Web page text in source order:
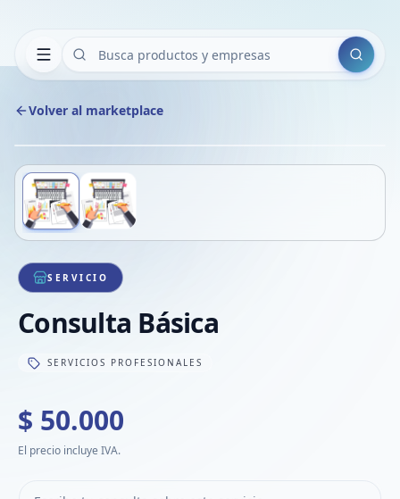
Buscar
Volver al marketplace
1/2
SERVICIO
Consulta Básica
SERVICIOS PROFESIONALES
$ 50.000
El precio incluye IVA.